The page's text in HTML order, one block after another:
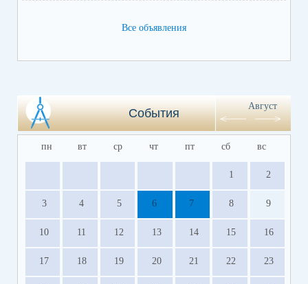
Все объявления
События
Август
пн вт ср чт пт сб вс
1 2
3 4 5 6 7 8 9
10 11 12 13 14 15 16
17 18 19 20 21 22 23